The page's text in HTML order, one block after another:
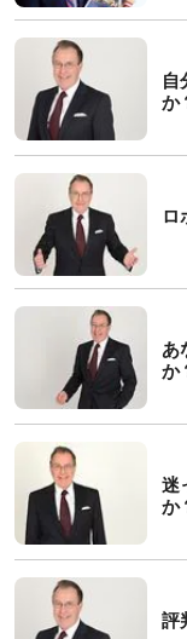
自
か
ロ
あ
か
迷
か
評